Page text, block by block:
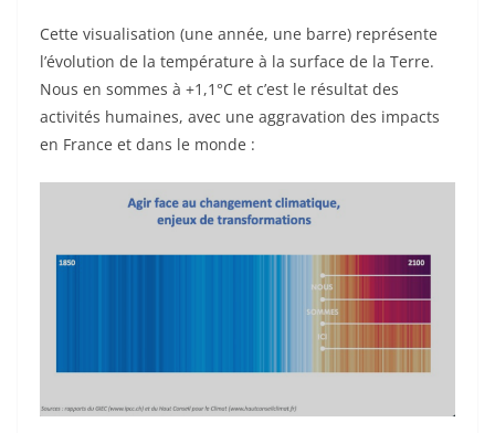
Cette visualisation (une année, une barre) représente
l’évolution de la température à la surface de la Terre.
Nous en sommes à +1,1°C et c’est le résultat des
activités humaines, avec une aggravation des impacts
en France et dans le monde :